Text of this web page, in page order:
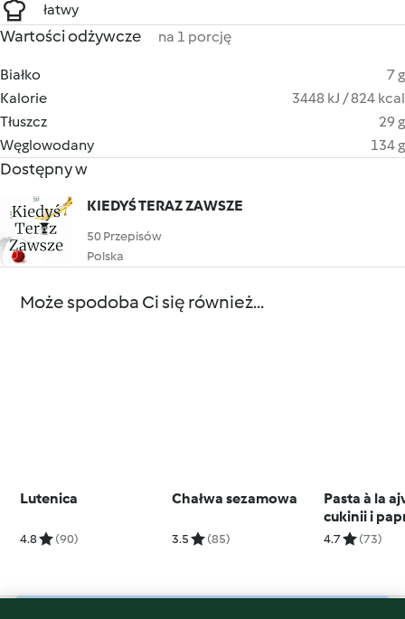
łatwy
Wartości odżywcze na 1 porcję
Białko
7 g
Kalorie
3448 kJ / 824 kcal
Tłuszcz
29 g
Węglowodany
134 g
Dostępny w
KIEDYŚ TERAZ ZAWSZE
50 Przepisów
Polska
Może spodoba Ci się również...
Lutenica
4.8 (90)
Chałwa sezamowa
3.5 (85)
Pasta à la
cukinii i
4.7 (73)